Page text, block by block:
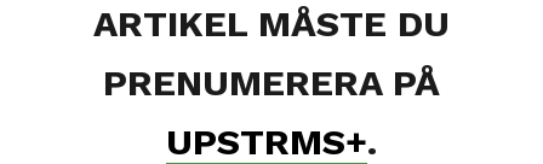
ARTIKEL MÅSTE DU
PRENUMERERA PÅ
UPSTRMS+.